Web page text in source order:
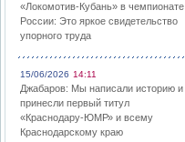
«Локомотив-Кубань» в чемпионате
России: Это яркое свидетельство
упорного труда
15/06/2026 14:11
Джабаров: Мы написали историю и
принесли первый титул
«Краснодару-ЮМР» и всему
Краснодарскому краю